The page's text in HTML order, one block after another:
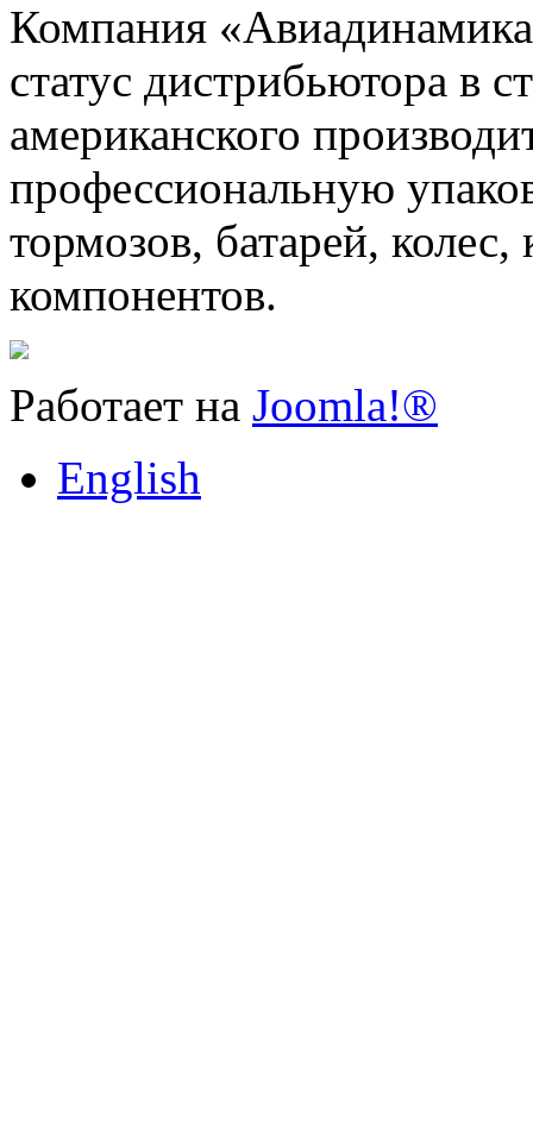
Компания
статус дистрибьютора в
американского
профессиональную
тормозов, батарей,
компонентов.
Работает на Joomla!®
English